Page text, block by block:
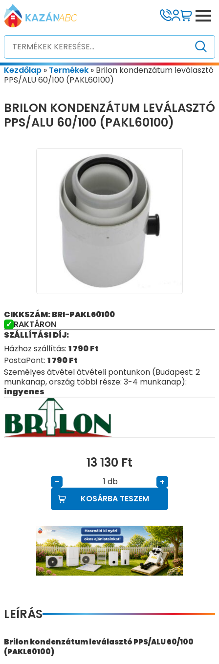
Kezdőlap » Termékek » Brilon kondenzátum leválasztó
PPS/ALU 60/100 (PAKL60100)
BRILON KONDENZÁTUM LEVÁLASZTÓ
PPS/ALU 60/100 (PAKL60100)
CIKKSZÁM: BRI-PAKL60100
RAKTÁRON
SZÁLLÍTÁSI DÍJ:
Házhoz szállítás: 1 790Ft
PostaPont: 1 790Ft
Személyes átvétel átvételi pontunkon (Budapest: 2
munkanap, ország többi része: 3-4 munkanap):
ingyenes
13 130 Ft
– db
+
KOSÁRBA TESZEM
LEÍRÁS
Brilon kondenzátum leválasztó PPS/ALU 60/100
(PAKL60100)